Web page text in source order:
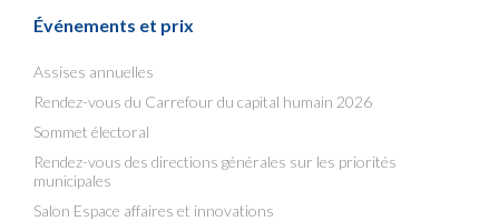
Événements et prix
Assises annuelles
Rendez-vous du Carrefour du capital humain 2026
Sommet électoral
Rendez-vous des directions générales sur les priorités
municipales
Salon Espace affaires et innovations